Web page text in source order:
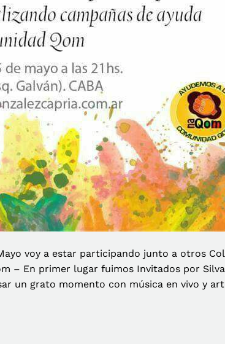
voy a estar participando junto a otros
– En primer lugar fuimos Invitados por
un grato momento con música en vivo y